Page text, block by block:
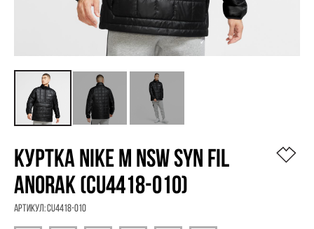
КУРТКА NIKE M NSW SYN FIL
ANORAK (CU4418-010)
Артикул:CU4418-010